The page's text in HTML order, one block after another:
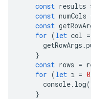
const results
const numCols
const
for (let col =
getRowArgs .
}
const rows =
for (let i = 0
console. log(
}